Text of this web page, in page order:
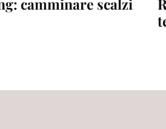
camminare scalzi